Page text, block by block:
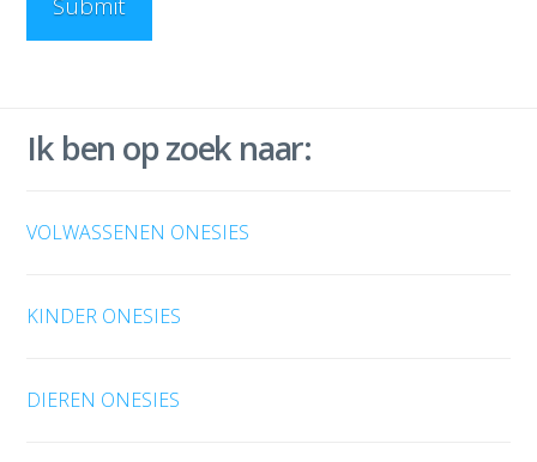
Ik ben op zoek naar:
VOLWASSENEN ONESIES
KINDER ONESIES
DIEREN ONESIES